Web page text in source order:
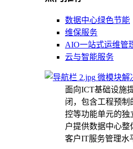
数据中心绿色节能
维保服务
AIO一站式运维管
云与智能服务
微模块解
面向ICT基础设施
闭，包含工程预
控等功能单元的独
户提供数据中心
客户IT服务管理水